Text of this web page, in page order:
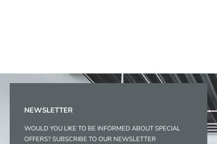
NEWSLETTER
WOULD YOU LIKE TO BE INFORMED ABOUT SPECIAL
OFFERS? SUBSCRIBE TO OUR NEWSLETTER